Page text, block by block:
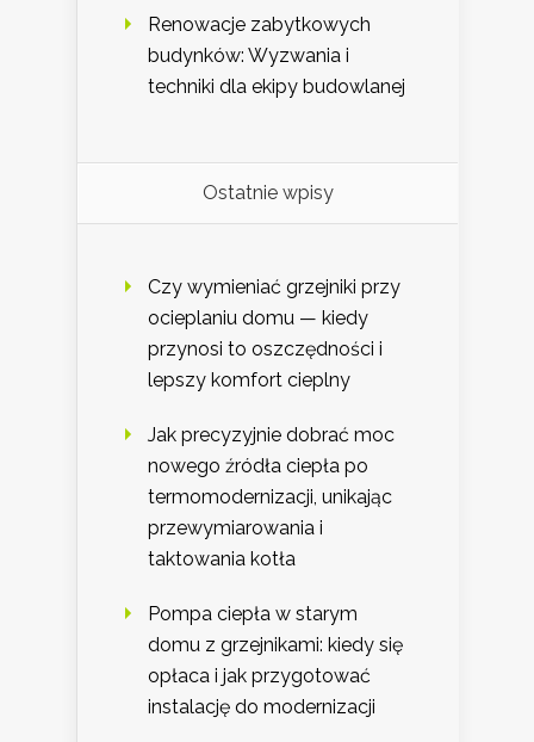
Renowacje zabytkowych
budynków: Wyzwania i
techniki dla ekipy budowlanej
Ostatnie wpisy
Czy wymieniać grzejniki przy
ocieplaniu domu — kiedy
przynosi to oszczędności i
lepszy komfort cieplny
Jak precyzyjnie dobrać moc
nowego źródła ciepła po
termomodernizacji, unikając
przewymiarowania i
taktowania kotła
Pompa ciepła w starym
domu z grzejnikami: kiedy się
opłaca i jak przygotować
instalację do modernizacji